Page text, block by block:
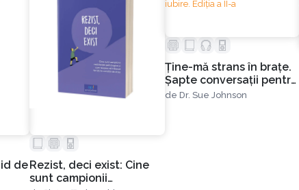
deRezist, deci exist: Cine
sunt campionii
Ţine-mă strans în braţe.
Șapte conversaţii pentru
o viaţă de iubire. Ediția a
de Dr. Sue Johnson